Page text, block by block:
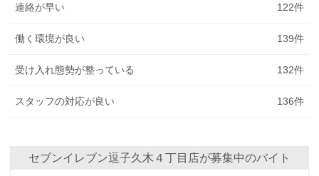
連絡が早い 122件
働く環境が良い 139件
受け入れ態勢が整っている 132件
スタッフの対応が良い 136件
セブンイレブン逗子久木４丁目店が募集中のバイト